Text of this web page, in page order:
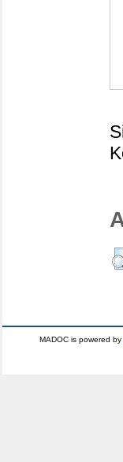
MADOC is powered